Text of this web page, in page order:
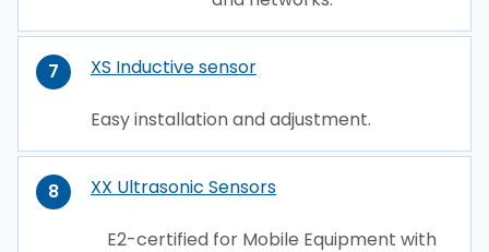
7 XS Inductive sensor
Easy installation and adjustment.
8 XX Ultrasonic Sensors
E2-certified for Mobile Equipment with